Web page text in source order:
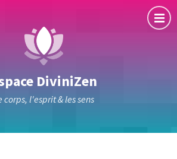
DiviniZen
corps, l'esprit & les sens